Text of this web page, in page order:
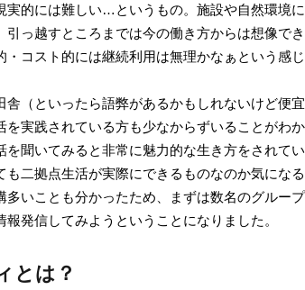
実的には難しい…というもの。施設や自然環境
引っ越すところまでは今の働き方からは想像で
・コスト的には継続利用は無理かなぁという感
（といったら語弊があるかもしれないけど便宜
実践されている方も少なからずいることがわ
聞いてみると非常に魅力的な生き方をされて
二拠点生活が実際にできるものなのか気になる
いことも分かったため、まずは数名のグルー
発信してみようということになりました。
とは？